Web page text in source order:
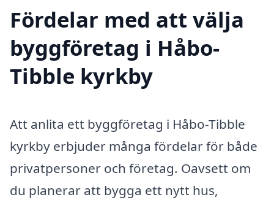
Fördelar med att välja
byggföretag i Håbo-
Tibble kyrkby
Att anlita ett byggföretag i Håbo-Tibble
kyrkby erbjuder många fördelar för både
privatpersoner och företag. Oavsett om
du planerar att bygga ett nytt hus,